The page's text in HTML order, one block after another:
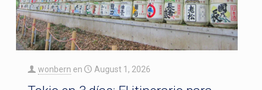
wonbern en August 1, 2026